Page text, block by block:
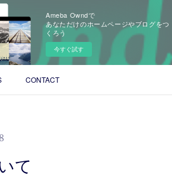
Ameba Owndで
あなただけのホームページやブログをつ
くろう
今すぐ試す
CONTACT
て